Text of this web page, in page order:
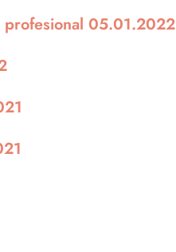
profesional 05.01.2022